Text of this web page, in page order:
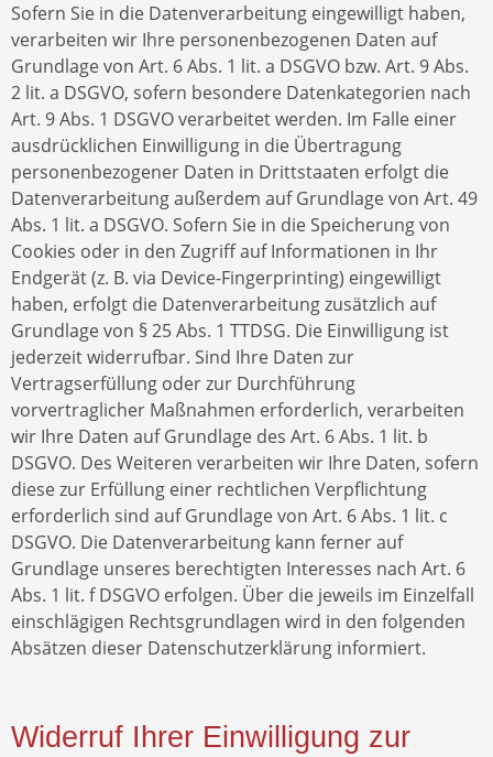
Sofern Sie in die Datenverarbeitung eingewilligt haben,
verarbeiten wir Ihre personenbezogenen Daten auf
Grundlage von Art. 6 Abs. 1 lit. a DSGVO bzw. Art. 9 Abs.
2 lit. a DSGVO, sofern besondere Datenkategorien nach
Art. 9 Abs. 1 DSGVO verarbeitet werden. Im Falle einer
ausdrücklichen Einwilligung in die Übertragung
personenbezogener Daten in Drittstaaten erfolgt die
Datenverarbeitung außerdem auf Grundlage von Art. 49
Abs. 1 lit. a DSGVO. Sofern Sie in die Speicherung von
Cookies oder in den Zugriff auf Informationen in Ihr
Endgerät (z. B. via Device-Fingerprinting) eingewilligt
haben, erfolgt die Datenverarbeitung zusätzlich auf
Grundlage von § 25 Abs. 1 TTDSG. Die Einwilligung ist
jederzeit widerrufbar. Sind Ihre Daten zur
Vertragserfüllung oder zur Durchführung
vorvertraglicher Maßnahmen erforderlich, verarbeiten
wir Ihre Daten auf Grundlage des Art. 6 Abs. 1 lit. b
DSGVO. Des Weiteren verarbeiten wir Ihre Daten, sofern
diese zur Erfüllung einer rechtlichen Verpflichtung
erforderlich sind auf Grundlage von Art. 6 Abs. 1 lit. c
DSGVO. Die Datenverarbeitung kann ferner auf
Grundlage unseres berechtigten Interesses nach Art. 6
Abs. 1 lit. f DSGVO erfolgen. Über die jeweils im Einzelfall
einschlägigen Rechtsgrundlagen wird in den folgenden
Absätzen dieser Datenschutzerklärung informiert.
Widerruf Ihrer Einwilligung zur